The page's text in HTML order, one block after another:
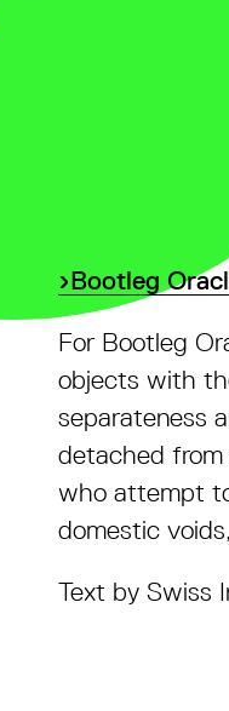
›Bootleg
For Bootleg
objects with
separateness
detached from
who attempt
domestic
Text by Swiss